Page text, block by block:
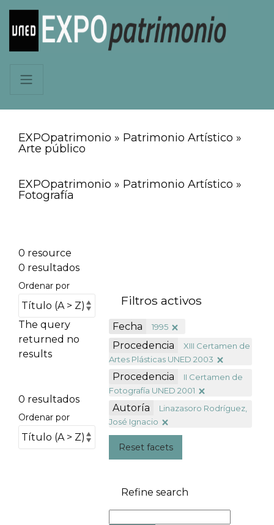
EXPOpatrimonio » Patrimonio Artístico »
Arte público
EXPOpatrimonio » Patrimonio Artístico »
Fotografía
0 resource
0 resultados
Ordenar por
The query
returned no
results
0 resultados
Ordenar por
Filtros activos
Fecha 1995
Procedencia
XIII Certamen de
Artes Plásticas UNED 2003
Procedencia
II Certamen de
Fotografía UNED 2001
Autoría
Linazasoro Rodríguez,
José Ignacio
Reset facets
Refine search